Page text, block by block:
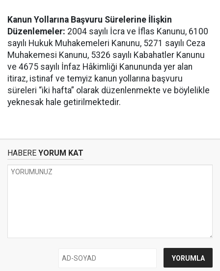
Kanun Yollarına Başvuru Sürelerine İlişkin
Düzenlemeler: 2004 sayılı İcra ve İflas Kanunu, 6100
sayılı Hukuk Muhakemeleri Kanunu, 5271 sayılı Ceza
Muhakemesi Kanunu, 5326 sayılı Kabahatler Kanunu
ve 4675 sayılı İnfaz Hâkimliği Kanununda yer alan
itiraz, istinaf ve temyiz kanun yollarına başvuru
süreleri “iki hafta” olarak düzenlenmekte ve böylelikle
yeknesak hale getirilmektedir.
HABERE YORUM KAT